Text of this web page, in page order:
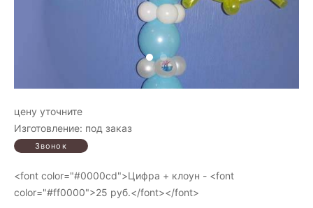
цену уточните
Изготовление: под заказ
<font color="#0000cd">Цифра + клоун - <font
color="#ff0000">25 руб.</font></font>